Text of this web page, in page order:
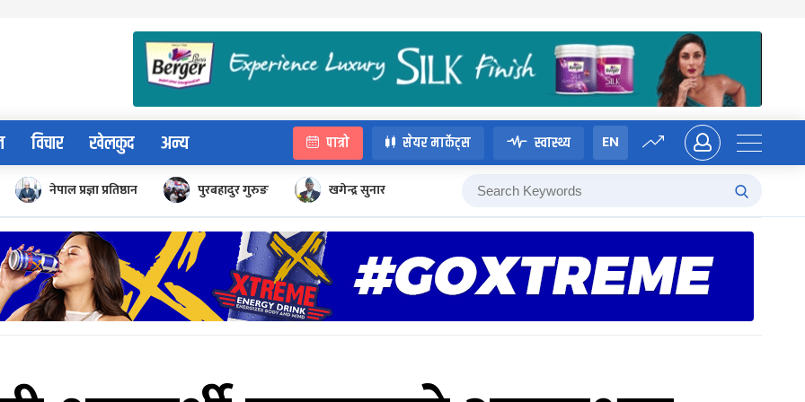
विचार खेलकुद अन्य पात्रो सेयर मार्केट्स स्वास्थ्य EN
नेपाल प्रज्ञा प्रतिष्ठान पुरबहादुर गुरुङ खगेन्द्र सुनार